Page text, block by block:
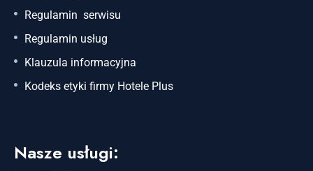
Regulamin serwisu
Regulamin usług
Klauzula informacyjna
Kodeks etyki firmy Hotele Plus
Nasze usługi: